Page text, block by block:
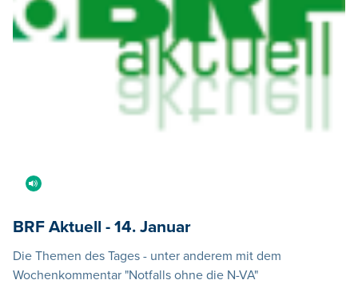
BRF Aktuell - 14. Januar
Die Themen des Tages - unter anderem mit dem
Wochenkommentar "Notfalls ohne die N-VA"